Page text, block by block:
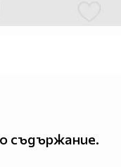
съдържание.